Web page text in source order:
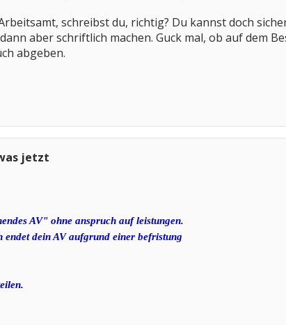
schreibst du, richtig? Du kannst doch
aber schriftlich machen. Guck mal, ob auf dem
abgeben.
jetzt
AV" ohne anspruch auf leistungen.
endet dein AV aufgrund einer befristung